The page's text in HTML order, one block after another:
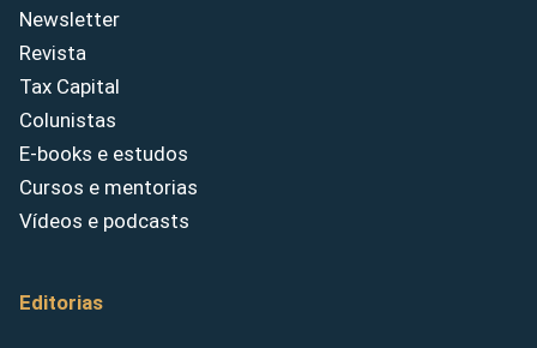
Newsletter
Revista
Tax Capital
Colunistas
E-books e estudos
Cursos e mentorias
Vídeos e podcasts
Editorias